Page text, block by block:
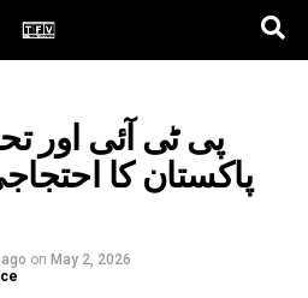
پی ٹی آئی اور
پاکستان کا
on May 2, 2026